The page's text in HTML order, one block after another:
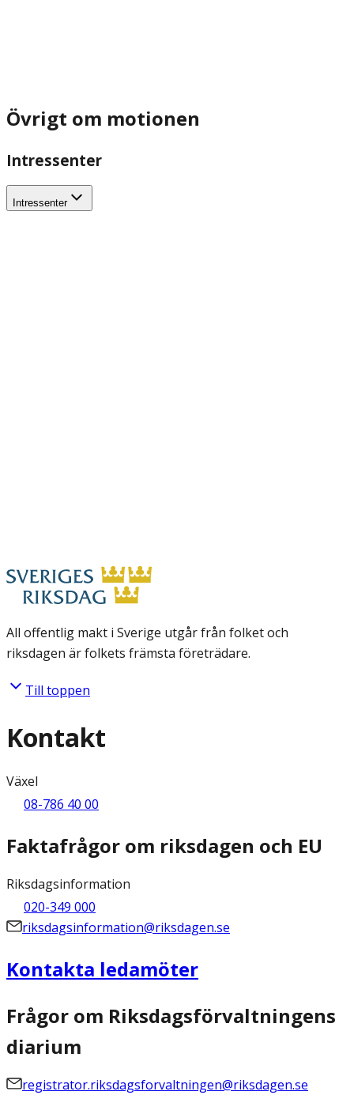
Övrigt om motionen
Intressenter
Intressenter
All offentlig makt i Sverige utgår från folket och
riksdagen är folkets främsta företrädare.
Till toppen
Kontakt
Växel
08-786 40 00
Faktafrågor om riksdagen och EU
Riksdagsinformation
020-349 000
riksdagsinformation@riksdagen.se
Kontakta ledamöter
Frågor om Riksdagsförvaltningens
diarium
registrator.riksdagsforvaltningen@riksdagen.se